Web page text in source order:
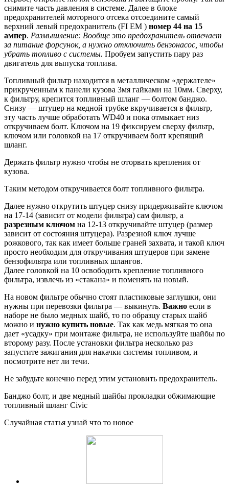
снимите часть давления в системе. Далее в блоке
предохранителей моторного отсека отсоедините самый
верхний левый предохранитель (FI EM ) номер 44 на 15
ампер. Размышление: Вообще это предохранитель отвечает
за питание форсунок, а нужно отключить бензонасос, чтобы
убрать топливо с системы. Пробуем запустить пару раз
двигатель для выпуска топлива.
Топливный фильтр находится в металлическом «держателе»
прикрученным к панели кузова 3мя гайками на 10мм. Сверху,
к фильтру, крепится топливный шланг — болтом банджо.
Снизу — штуцер на медной трубке вкручивается в фильтр,
эту часть лучше обработать WD40 и пока отмыкает низ
откручиваем болт. Ключом на 19 фиксируем сверху фильтр,
ключом или головкой на 17 откручиваем болт крепящий
шланг.
Держать фильтр нужно чтобы не оторвать крепления от
кузова.
Таким методом откручивается болт топливного фильтра.
Далее нужно открутить штуцер снизу придерживайте ключом
на 17-14 (зависит от модели фильтра) сам фильтр, а
разрезным ключом на 12-13 откручивайте штуцер (размер
зависит от состояния штуцера). Разрезной ключ лучше
рожкового, так как имеет больше граней захвата, и такой ключ
просто необходим для откручивания штуцеров при замене
бензофильтра или топливных шлангов.
Далее головкой на 10 освободить крепление топливного
фильтра, извлечь из «стакана» и поменять на новый.
На новом фильтре обычно стоят пластиковые заглушки, они
нужны при перевозки фильтра — выкинуть. Важно если в
наборе не было медных шайб, то по образцу старых шайб
можно и нужно купить новые. Так как медь мягкая то она
дает «усадку» при монтаже фильтра, не используйте шайбы по
второму разу. После установки фильтра несколько раз
запустите зажигания для накачки системы топливом, и
посмотрите нет ли течи.
Не забудьте конечно перед этим установить предохранитель.
Банджо болт, и две медный шайбы прокладки обжимающие
топливный шланг Civic
Случайная статья узнай что то новое